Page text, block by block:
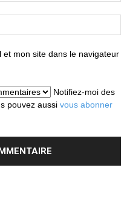
mon site dans le navigateur
Notifiez-moi des
pouvez aussi vous abonner